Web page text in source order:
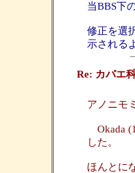
当BBS下
修正を選
示される
Re: カバエ
アノニモ
Okada
した。
ほんとに